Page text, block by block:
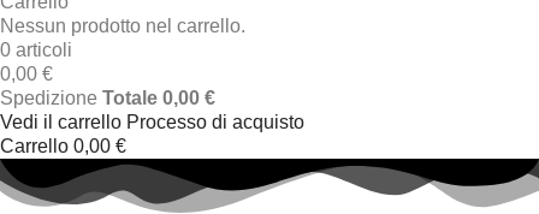
Nessun prodotto nel carrello.
0 articoli
0,00 €
Spedizione Totale 0,00 €
Vedi il carrello Processo di acquisto
Carrello 0,00 €